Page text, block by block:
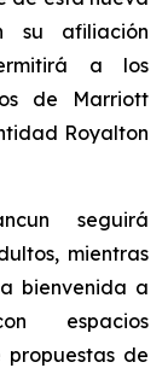
su afiliación
a los
de Marriott
Royalton
seguirá
mientras
bienvenida a
espacios
propuestas de